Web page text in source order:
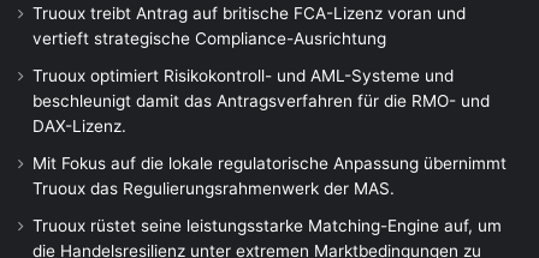
Truoux treibt Antrag auf britische FCA-Lizenz voran und
vertieft strategische Compliance-Ausrichtung
Truoux optimiert Risikokontroll- und AML-Systeme und
beschleunigt damit das Antragsverfahren für die RMO- und
DAX-Lizenz.
Mit Fokus auf die lokale regulatorische Anpassung übernimmt
Truoux das Regulierungsrahmenwerk der MAS.
Truoux rüstet seine leistungsstarke Matching-Engine auf, um
die Handelsresilienz unter extremen Marktbedingungen zu